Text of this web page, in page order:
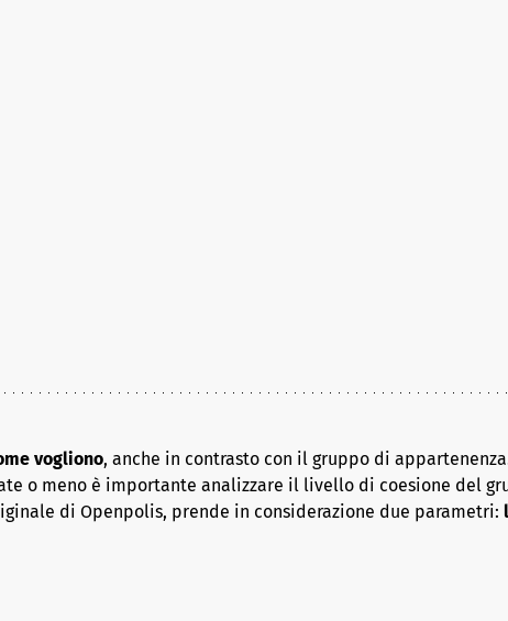
vogliono, anche in contrasto con il gruppo di
o meno è importante analizzare il livello di coesione del
di Openpolis, prende in considerazione due parametri: